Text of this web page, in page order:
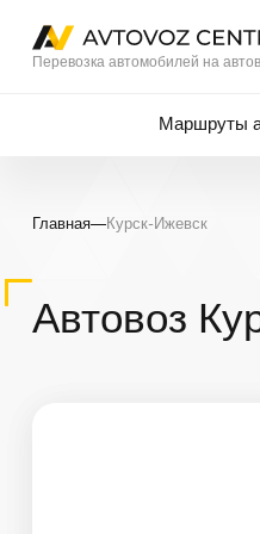
Перевозка автомобилей на
Маршруты
Главная—Курск-Ижевск
Автовоз